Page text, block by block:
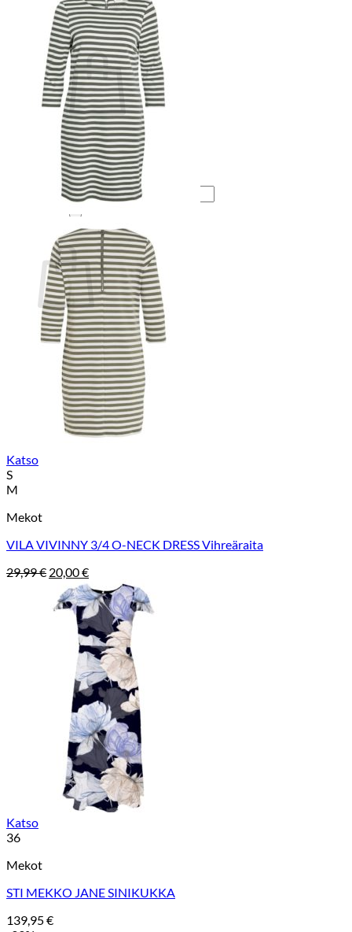
Kirjaudu
Ostoskori on tyhjä.
Takaisin kauppaan
Etsi:
Ostoskori
Ostoskori on tyhjä.
Takaisin kauppaan
Katso
S
M
Mekot
VILA VIVINNY 3/4 O-NECK DRESS Vihreäraita
29,99€ Alkuperäinen
hinta
oli:
29,99 €.
20,00€Nykyinen
hinta
on:
20,00 €.
Katso
36
Mekot
STI MEKKO JANE SINIKUKKA
139,95€